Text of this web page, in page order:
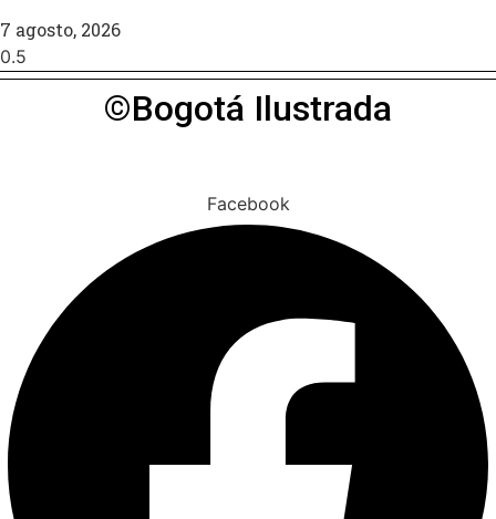
7 agosto, 2026
©Bogotá Ilustrada
Facebook